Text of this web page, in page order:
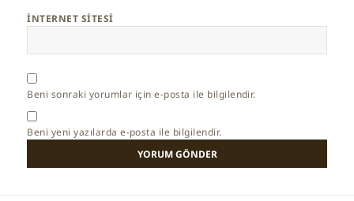
İNTERNET SITESI
Beni sonraki yorumlar için e-posta ile bilgilendir.
Beni yeni yazılarda e-posta ile bilgilendir.